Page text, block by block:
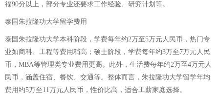
福90分以上，部分专业还要求工作经验、研究计划等。
泰国朱拉隆功大学留学费用
泰国朱拉隆功大学本科阶段，学费每年约2万至5万元人民币，热门专
业如商科、工程等费用稍高；硕士阶段，学费每年约3万至7万元人民
币，MBA等管理类专业费用更高。此外，生活费每年约2万至4万元人
民币，涵盖住宿、餐饮、交通等。整体而言，朱拉隆功大学留学年均
费用约5万至11万元人民币，性价比高，适合工薪家庭选择。